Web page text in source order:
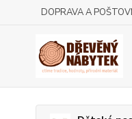
DOPRAVA A